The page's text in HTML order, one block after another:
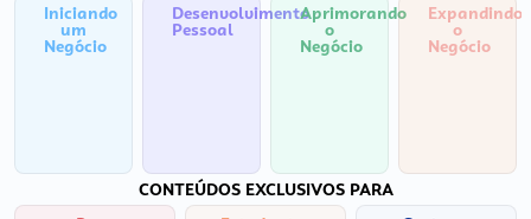
Iniciando
um
Negócio
Desenvolvimento
Pessoal
Aprimorando
o
Negócio
Expandindo
o
Negócio
CONTEÚDOS EXCLUSIVOS PARA